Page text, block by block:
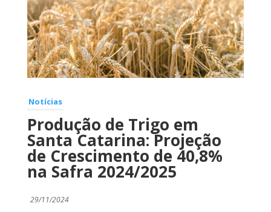
Notícias
Produção de Trigo em
Santa Catarina: Projeção
de Crescimento de 40,8%
na Safra 2024/2025
29/11/2024